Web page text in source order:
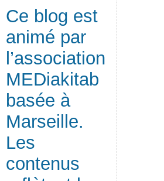
Ce blog est
animé par
l’association
MEDiakitab
basée à
Marseille.
Les
contenus